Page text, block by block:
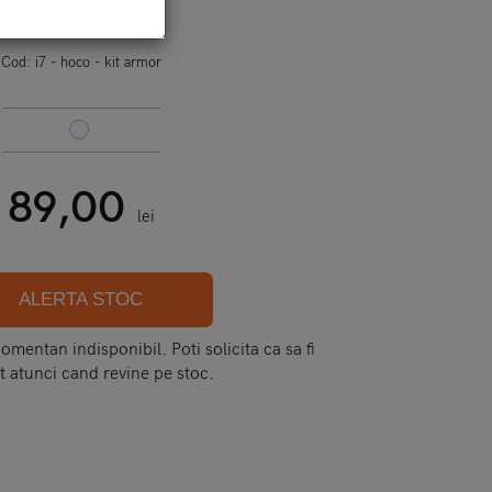
Cod: i7 - hoco - kit armor
89,00 lei
ALERTA STOC
indisponibil. Poti solicita ca sa fi
atunci cand revine pe stoc.